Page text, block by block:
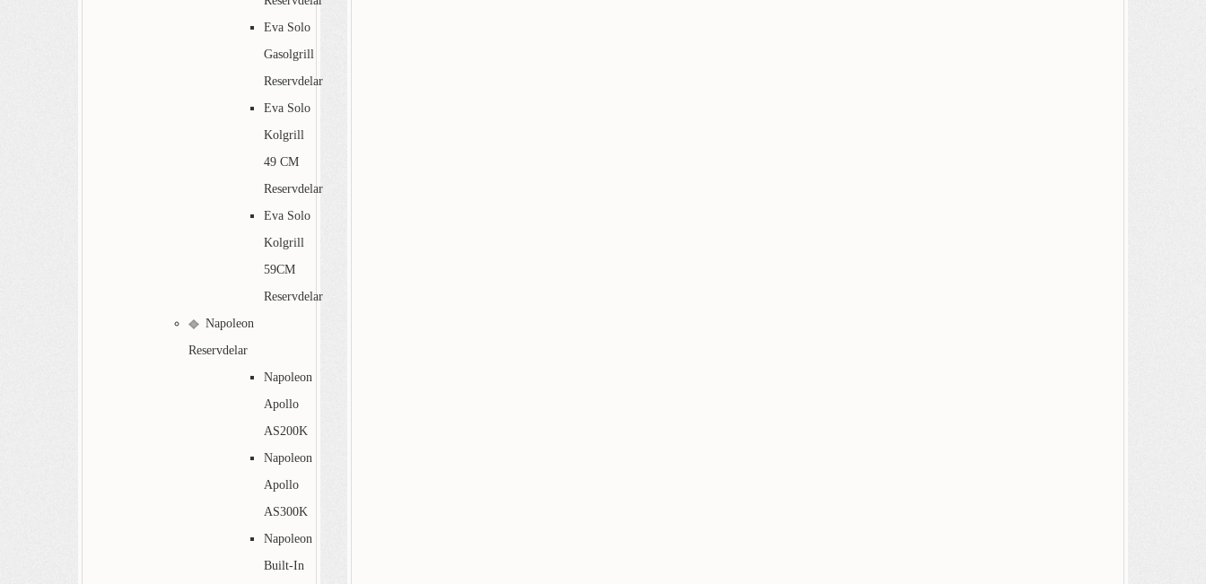
Eva Solo
Gasolgrill
Reservdelar
Eva Solo
Kolgrill
49 CM
Reservdelar
Eva Solo
Kolgrill
59CM
Reservdelar
Napoleon
Reservdelar
Napoleon
Apollo
AS200K
Napoleon
Apollo
AS300K
Napoleon
Built-In